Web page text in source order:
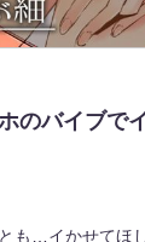
のバイブで
も…イかせてほ